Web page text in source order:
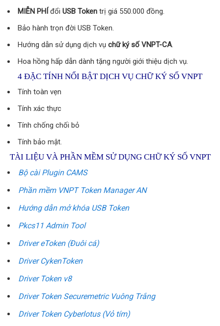
MIỄN PHÍ đổi USB Token trị giá 550.000 đồng.
Bảo hành trọn đời USB Token.
Hướng dẫn sử dụng dịch vụ chữ ký số VNPT-CA
Hoa hồng hấp dẫn dành tặng người giới thiệu dịch vụ.
4 ĐẶC TÍNH NỔI BẬT DỊCH VỤ CHỮ KÝ SỐ VNPT
Tính toàn vẹn
Tính xác thực
Tính chống chối bỏ
Tính bảo mật.
TÀI LIỆU VÀ PHẦN MỀM SỬ DỤNG CHỮ KÝ SỐ VNPT
Bộ cài Plugin CAMS
Phần mềm VNPT Token Manager AN
Hướng dẫn mở khóa USB Token
Pkcs11 Admin Tool
Driver eToken (Đuôi cá)
Driver CykenToken
Driver Token v8
Driver Token Securemetric Vuông Trắng
Driver Token Cyberlotus (Vỏ tím)